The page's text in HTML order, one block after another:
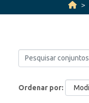
Ordenar por